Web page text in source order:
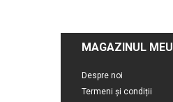
MAGAZINUL MEU
Despre noi
Termeni și condiții